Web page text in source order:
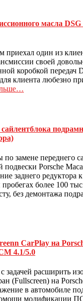
масла DSG
приехал один из
своей
коробкой передач
клиента любезно
замене переднего
подвески Porsche
заднего редуктора
более 100
без демонтажа
CarPlay на
4.1/5.0
задачей расширить
(Fullscreen) на
в автомобиле
модификации